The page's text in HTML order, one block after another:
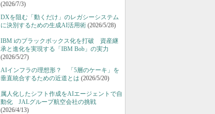
(2026/7/3)
DXを阻む「動くだけ」のレガシーシステム
に決別するための生成AI活用術 (2026/5/28)
IBM iのブラックボックス化を打破 資産継
承と進化を実現する「IBM Bob」の実力
(2026/5/27)
AIインフラの理想形？ 「5層のケーキ」を
垂直統合するための近道とは (2026/5/20)
属人化したシフト作成をAIエージェントで自
動化 JALグループ航空会社の挑戦
(2026/4/13)